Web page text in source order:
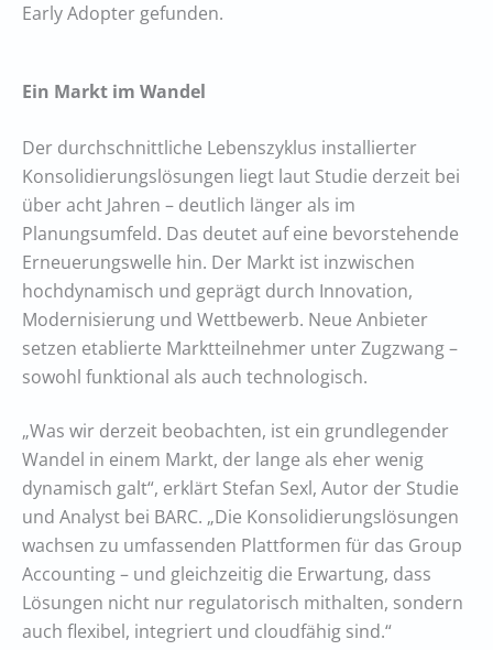
Early Adopter gefunden.
Ein Markt im Wandel
Der durchschnittliche Lebenszyklus installierter
Konsolidierungslösungen liegt laut Studie derzeit bei
über acht Jahren – deutlich länger als im
Planungsumfeld. Das deutet auf eine bevorstehende
Erneuerungswelle hin. Der Markt ist inzwischen
hochdynamisch und geprägt durch Innovation,
Modernisierung und Wettbewerb. Neue Anbieter
setzen etablierte Marktteilnehmer unter Zugzwang –
sowohl funktional als auch technologisch.
„Was wir derzeit beobachten, ist ein grundlegender
Wandel in einem Markt, der lange als eher wenig
dynamisch galt“, erklärt Stefan Sexl, Autor der Studie
und Analyst bei BARC. „Die Konsolidierungslösungen
wachsen zu umfassenden Plattformen für das Group
Accounting – und gleichzeitig die Erwartung, dass
Lösungen nicht nur regulatorisch mithalten, sondern
auch flexibel, integriert und cloudfähig sind.“